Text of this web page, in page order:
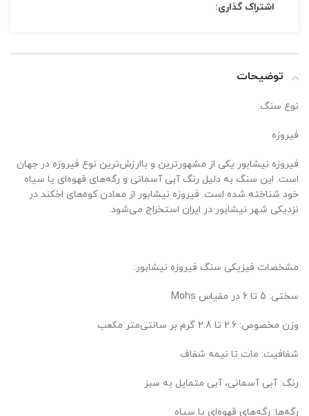
اشتراک گذاری:
توضیحات
نوع سنگ:
فیروزه
فیروزه نیشابور یکی از مشهورترین و باارزش‌ترین نوع فیروزه در جهان
است. این سنگ به دلیل رنگ آبی آسمانی و رگه‌های قهوه‌ای یا سیاه
خود شناخته شده است. فیروزه نیشابور از معادن کوه‌های اخکند در
نزدیکی شهر نیشابور در ایران استخراج می‌شود.
مشخصات فیزیکی سنگ فیروزه نیشابور:
سختی: 5 تا 6 در مقیاس Mohs
وزن مخصوص: 2.6 تا 2.8 گرم بر سانتی‌متر مکعب
شفافیت: مات تا نیمه شفاف
رنگ: آبی آسمانی، آبی متمایل به سبز
رگه‌ها: رگه‌های قهوه‌ای یا سیاه